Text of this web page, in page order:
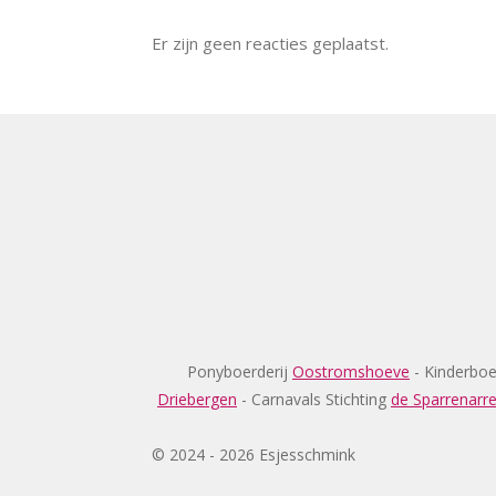
Er zijn geen reacties geplaatst.
6
Ponyboerderij Oostromshoeve -
Driebergen - Carnavals Stichting de
© 2024 - 2026 Esjesschmink